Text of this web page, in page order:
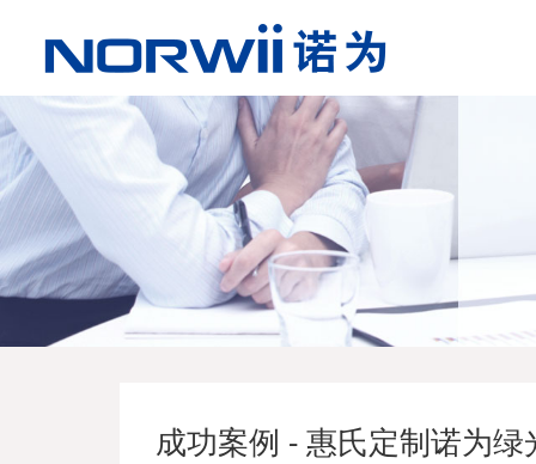
成功案例 - 惠氏定制诺为